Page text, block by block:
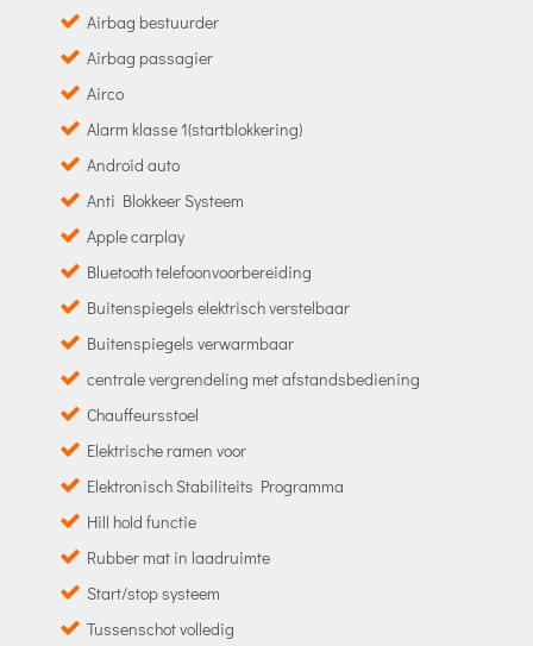
Airbag bestuurder
Airbag passagier
Airco
Alarm klasse 1(startblokkering)
Android auto
Anti Blokkeer Systeem
Apple carplay
Bluetooth telefoonvoorbereiding
Buitenspiegels elektrisch verstelbaar
Buitenspiegels verwarmbaar
centrale vergrendeling met afstandsbediening
Chauffeursstoel
Elektrische ramen voor
Elektronisch Stabiliteits Programma
Hill hold functie
Rubber mat in laadruimte
Start/stop systeem
Tussenschot volledig